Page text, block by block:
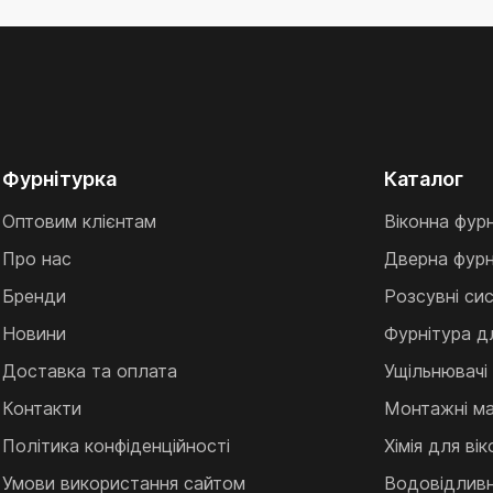
Фурнітурка
Оптовим клієнтам
Про нас
Бренди
Новини
Доставка та оплата
Контакти
Політика конфіденційності
Умови використання сайтом
Каталог
Віконна
Дверна
Розсувні
Фурнітура
Ущільнювачі
Монтажні
Хімія для